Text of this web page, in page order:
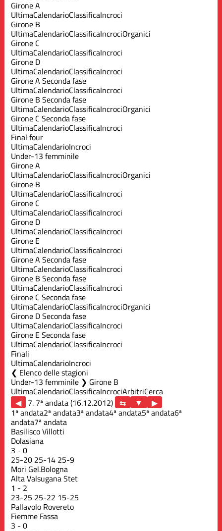
Girone A
UltimaCalendarioClassificaIncroci
Girone B
UltimaCalendarioClassificaIncrociOrganici
Girone C
UltimaCalendarioClassificaIncroci
Girone D
UltimaCalendarioClassificaIncroci
Girone A Seconda fase
UltimaCalendarioClassificaIncroci
Girone B Seconda fase
UltimaCalendarioClassificaIncrociOrganici
Girone C Seconda fase
UltimaCalendarioClassificaIncroci
Final four
UltimaCalendarioIncroci
Under-13 femminile
Girone A
UltimaCalendarioClassificaIncrociOrganici
Girone B
UltimaCalendarioClassificaIncroci
Girone C
UltimaCalendarioClassificaIncroci
Girone D
UltimaCalendarioClassificaIncroci
Girone E
UltimaCalendarioClassificaIncroci
Girone A Seconda fase
UltimaCalendarioClassificaIncroci
Girone B Seconda fase
UltimaCalendarioClassificaIncroci
Girone C Seconda fase
UltimaCalendarioClassificaIncrociOrganici
Girone D Seconda fase
UltimaCalendarioClassificaIncroci
Girone E Seconda fase
UltimaCalendarioClassificaIncroci
Finali
UltimaCalendarioIncroci
Elenco delle stagioni
Under-13 femminile ❯ Girone B
UltimaCalendarioClassificaIncrociArbitriCerca
◀ 7. 7ª andata (16.12.2012)
▶
1ª andata2ª andata3ª andata4ª andata5ª andata6ª
andata7ª andata
Basilisco Villotti
Dolasiana
3 -0
25-20 25-14 25-9
Mori Gel.Bologna
Alta Valsugana Stet
1 - 2
23-25 25-22 15-25
Pallavolo Rovereto
Fiemme Fassa
3 -0